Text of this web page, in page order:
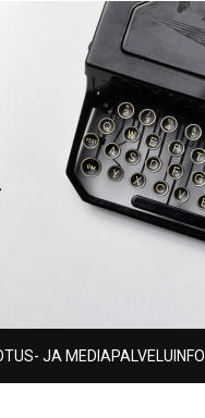
JA MEDIAPALVELUINFO